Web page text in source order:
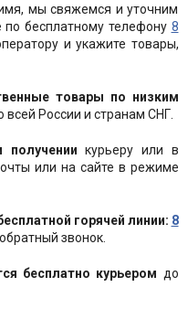
мы свяжемся и уточним
по бесплатному телефону 8
и укажите товары,
товары по низким
всей России и странам СНГ.
получении курьеру или в
или на сайте в режиме
горячей линии: 8
звонок.
бесплатно курьером до